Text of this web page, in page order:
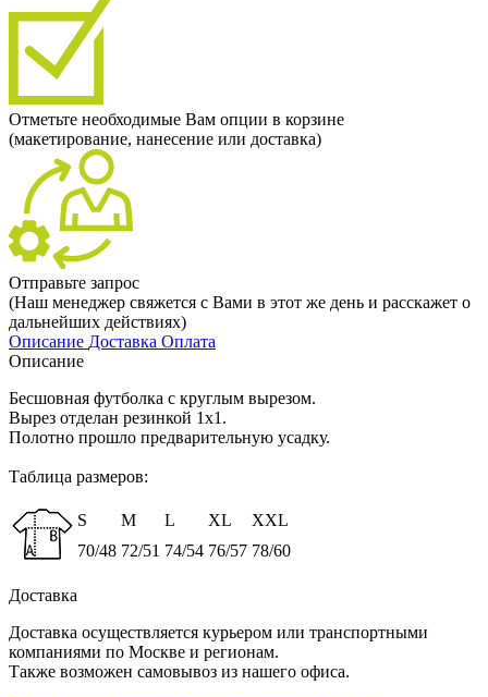
Отметьте необходимые Вам опции в корзине
(макетирование, нанесение или доставка)
Отправьте запрос
(Наш менеджер свяжется с Вами в этот же день и расскажет о
дальнейших действиях)
Описание Доставка Оплата
Описание
Бесшовная футболка с круглым вырезом.
Вырез отделан резинкой 1х1.
Полотно прошло предварительную усадку.
Таблица размеров:
S M L XL
XXL
70/48 72/51 74/54 76/57 78/60
Доставка
Доставка осуществляется курьером или транспортными
компаниями по Москве и регионам.
Также возможен самовывоз из нашего офиса.